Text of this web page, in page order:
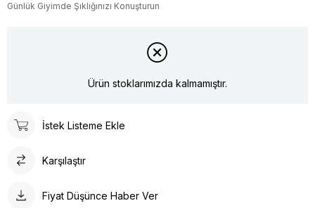
Günlük Giyimde Şıklığınızı Konuşturun
Ürün stoklarımızda kalmamıştır.
İstek Listeme Ekle
Karşılaştır
Fiyat Düşünce Haber Ver